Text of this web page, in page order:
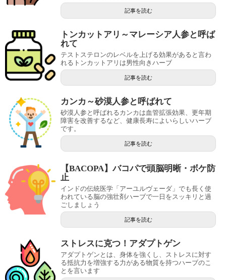
記事を読む
トンカットアリ～マレーシア人参と呼ば
れて
テストステロンのレベルを上げる効果があると言わ
れるトンカットアリは男性向きハーブ
記事を読む
カンカ～砂漠人参と呼ばれて
砂漠人参と呼ばれるカンカは血管拡張効果、更年期
障害を改善するなど、健康長寿によいらしいハーブ
です。
記事を読む
【BACOPA】バコパで頭脳明晰・ボケ防
止
インドの伝統医学「アーユルヴェーダ」でも長く使
われている脳の強壮剤ハーブで一日をスッキリと過
ごしましょう
記事を読む
ストレスに克つ！アダプトゲン
アダプトゲンとは、身体を強くし、ストレスに対す
る抵抗力を増強する力がある物質を持つハーブのこ
とを言います